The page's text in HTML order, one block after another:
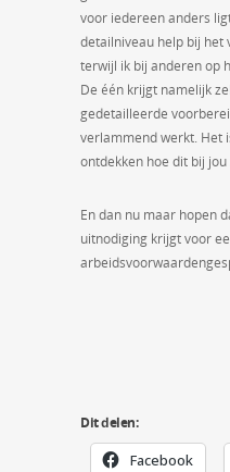
voor iedereen anders
detailniveau help bij het
terwijl ik bij anderen op
De één krijgt namelijk
gedetailleerde
verlammend werkt. Het
ontdekken hoe dit bij jou
En dan nu maar hopen
uitnodiging krijgt voor
Dit delen:
Facebook